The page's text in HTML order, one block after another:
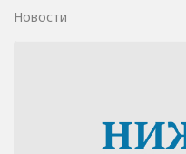
Новости